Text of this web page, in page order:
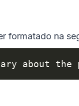
formatado na